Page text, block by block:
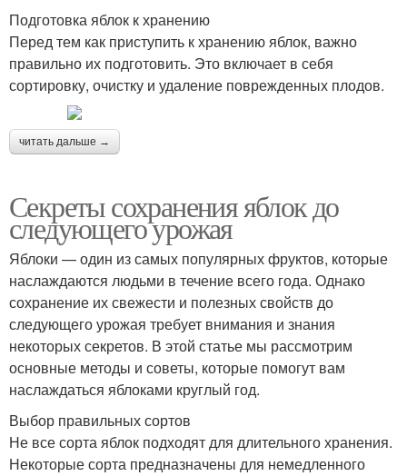
Подготовка яблок к хранению
Перед тем как приступить к хранению яблок, важно
правильно их подготовить. Это включает в себя
сортировку, очистку и удаление поврежденных плодов.
читать дальше →
Секреты сохранения яблок до
следующего урожая
Яблоки — один из самых популярных фруктов, которые
наслаждаются людьми в течение всего года. Однако
сохранение их свежести и полезных свойств до
следующего урожая требует внимания и знания
некоторых секретов. В этой статье мы рассмотрим
основные методы и советы, которые помогут вам
наслаждаться яблоками круглый год.
Выбор правильных сортов
Не все сорта яблок подходят для длительного хранения.
Некоторые сорта предназначены для немедленного